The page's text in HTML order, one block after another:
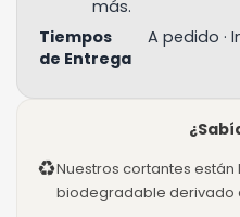
más.
Tiempos
de Entrega
A pedido ·
♻Nuestros cortantes están
biodegradable derivado